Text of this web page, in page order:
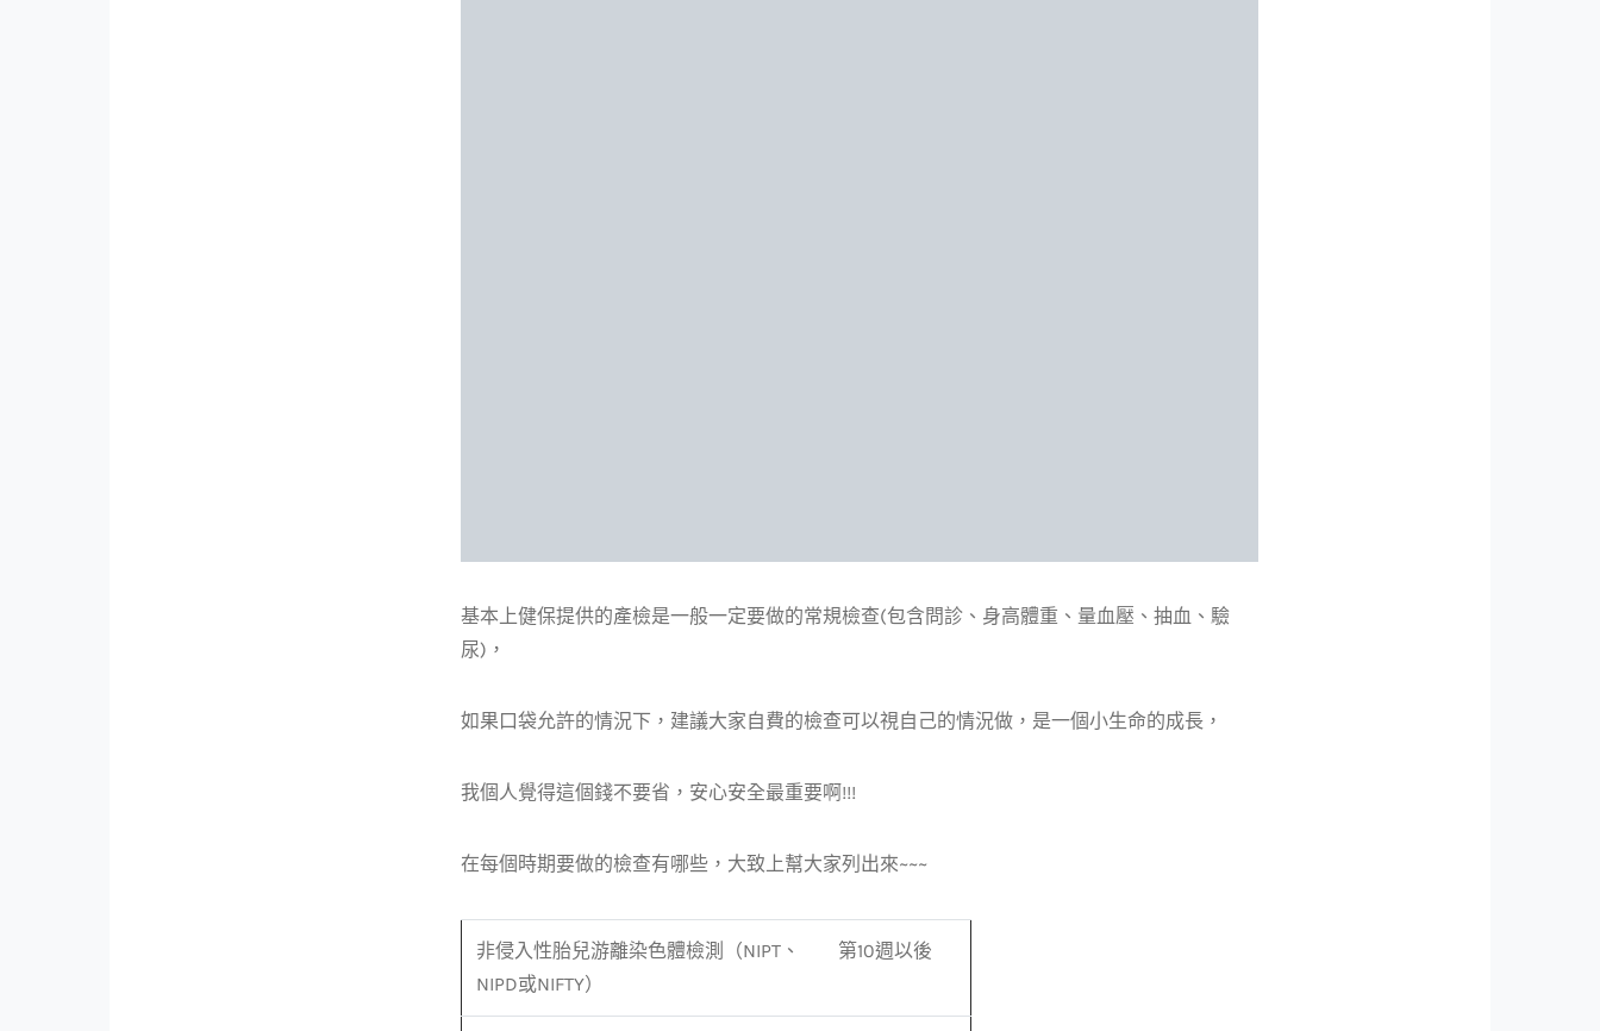
基本上健保提供的產檢是一般一定要做的常規檢查(包含問診、身高體重、量血壓、抽血、驗
尿)，
如果口袋允許的情況下，建議大家自費的檢查可以視自己的情況做，是一個小生命的成長，
我個人覺得這個錢不要省，安心安全最重要啊!!!
在每個時期要做的檢查有哪些，大致上幫大家列出來~~~
非侵入性胎兒游離染色體檢測（NIPT、
NIPD或NIFTY）
第10週以後